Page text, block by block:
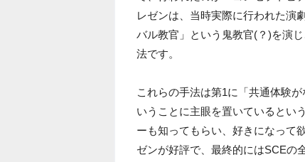
レゼンは、当時実際に行われた演
バル教官」という鬼教官(？)を演
法です。
これらの手法は第1に「共通体験
いうことに主眼を置いているとい
ーも知ってもらい、好きになって
ゼンが好評で、最終的にはSCEの